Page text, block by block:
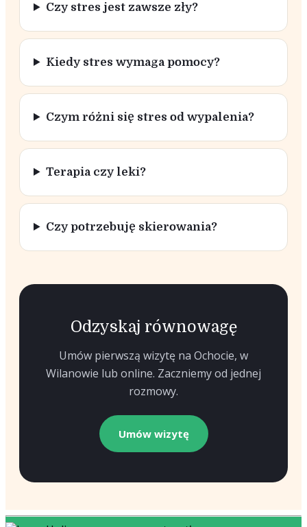
Czy stres jest zawsze zły?
Kiedy stres wymaga pomocy?
Czym różni się stres od wypalenia?
Terapia czy leki?
Czy potrzebuję skierowania?
Odzyskaj równowagę
Umów pierwszą wizytę na Ochocie, w
Wilanowie lub online. Zaczniemy od jednej
rozmowy.
Umów wizytę